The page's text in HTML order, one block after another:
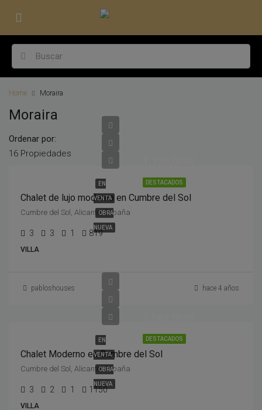
Home Moraira
Moraira
16 Propiedades
Ordenar por:
DESTACADOS
EN
VENTA
OBRA
NUEVA
Chalet de lujo moderno en Cumbre del Sol
Cumbre del Sol, Alicante, España
3 3 1 819
VILLA
pabloshouses hace 4 años
DESTACADOS
EN
VENTA
OBRA
NUEVA
Chalet Moderno en Cumbre del Sol
Cumbre del Sol, Alicante, España
3 2 1 1150
VILLA